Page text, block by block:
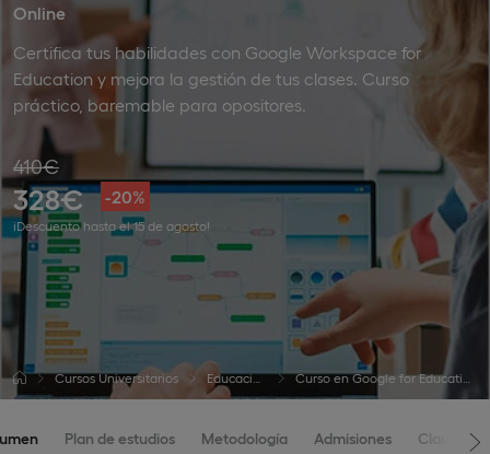
Online
Certifica tus habilidades con Google Workspace for
Education y mejora la gestión de tus clases. Curso
práctico, baremable para opositores.
410€
328€ -20%
¡Descuento hasta el 15 de agosto!
Cursos Universitarios Educación Curso en Google for Education
Plan de estudios Metodología Admisiones Claustro